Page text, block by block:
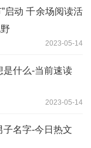
启动 千余场阅读活
2023-05-14
是什么-当前速读
2023-05-14
名字-今日热文